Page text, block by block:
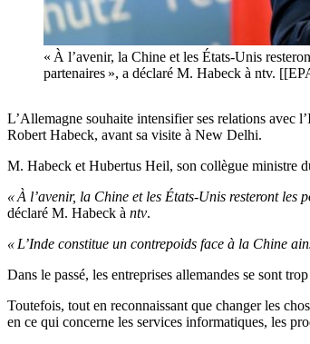
« À l’avenir, la Chine et les États-Unis
partenaires », a déclaré M. Habeck à ntv.
L’Allemagne souhaite intensifier ses relations avec
Robert Habeck, avant sa visite à New Delhi.
M. Habeck et Hubertus Heil, son collègue ministre
« À l’avenir, la Chine et les États-Unis resteront les
déclaré M. Habeck à ntv.
« L’Inde constitue un contrepoids face à la Chine
Dans le passé, les entreprises allemandes se sont
Toutefois, tout en reconnaissant que changer les
en ce qui concerne les services informatiques, les